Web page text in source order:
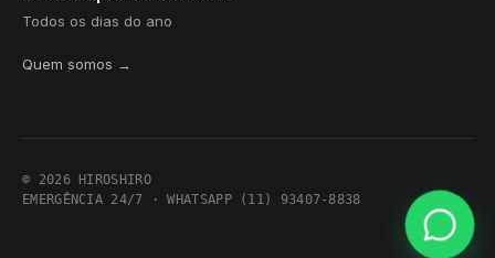
Todos os dias do ano
Quem somos →
© 2026 HIROSHIRO
EMERGÊNCIA 24/7 · WHATSAPP (11) 93407-8838